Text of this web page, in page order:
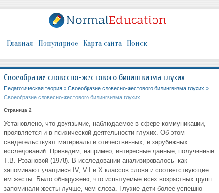
Главная Популярное Карта сайта Поиск
Своеобразие словесно-жестового билингвизма глухих
Педагогическая теория » Своеобразие словесно-жестового билингвизма глухих »
Своеобразие словесно-жестового билингвизма глухих
Страница 2
Установлено, что двуязычие, наблюдаемое в сфере коммуникации,
проявляется и в психической деятельности глухих. Об этом
свидетельствуют материалы и отечественных, и зарубежных
исследований. Приведем, например, интересные данные, полученные
Т.В. Розановой (1978). В исследовании анализировалось, как
запоминают учащиеся IV, VII и X классов слова и соответствующие
им жесты. Было обнаружено, что испытуемые всех возрастных групп
запоминали жесты лучше, чем слова. Глухие дети более успешно